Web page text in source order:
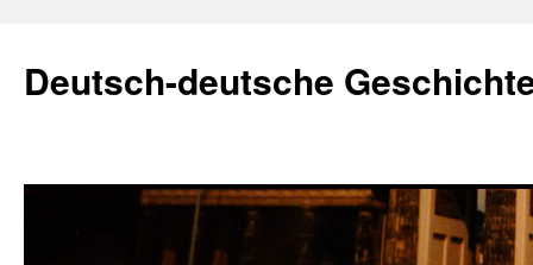
content
Deutsch-deutsche